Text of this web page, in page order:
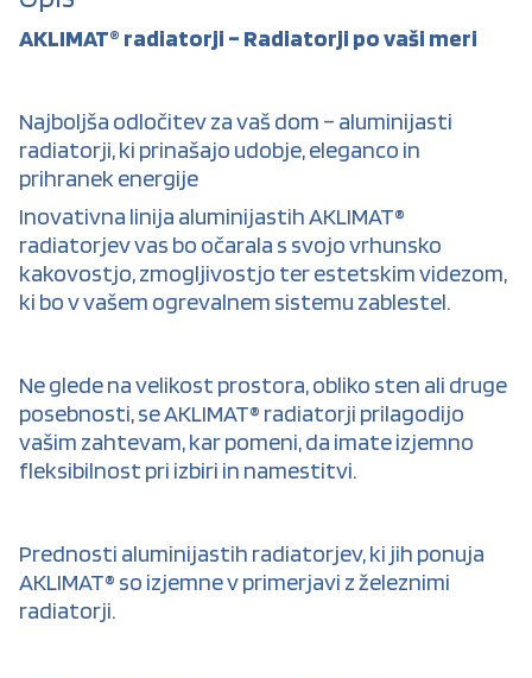
AKLIMAT® radiatorji – Radiatorji po vaši meri
Najboljša odločitev za vaš dom – aluminijasti
radiatorji, ki prinašajo udobje, eleganco in
prihranek energije
Inovativna linija aluminijastih AKLIMAT®
radiatorjev vas bo očarala s svojo vrhunsko
kakovostjo, zmogljivostjo ter estetskim videzom,
ki bo v vašem ogrevalnem sistemu zablestel.
Ne glede na velikost prostora, obliko sten ali druge
posebnosti, se AKLIMAT® radiatorji prilagodijo
vašim zahtevam, kar pomeni, da imate izjemno
fleksibilnost pri izbiri in namestitvi.
Prednosti aluminijastih radiatorjev, ki jih ponuja
AKLIMAT® so izjemne v primerjavi z železnimi
radiatorji.